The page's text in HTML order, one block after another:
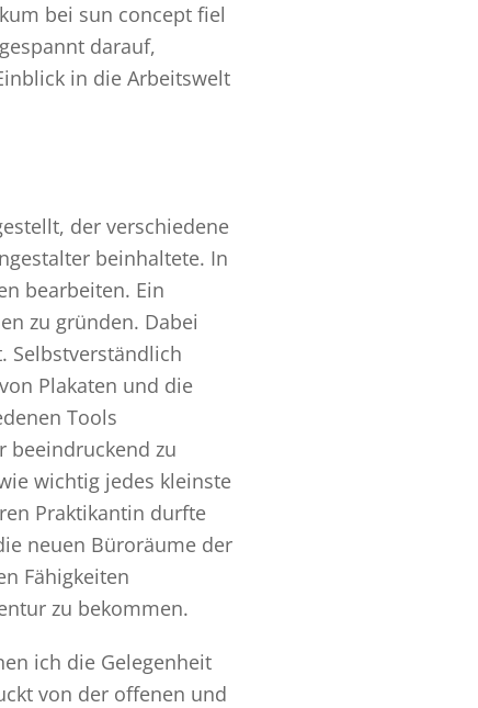
bei sun concept fiel
darauf,
in die Arbeitswelt
der verschiedene
beinhaltete. In
bearbeiten. Ein
zu gründen. Dabei
Selbstverständlich
Plakaten und die
Tools
beeindruckend zu
wichtig jedes kleinste
Praktikantin durfte
neuen Büroräume der
Fähigkeiten
zu bekommen.
ich die Gelegenheit
von der offenen und